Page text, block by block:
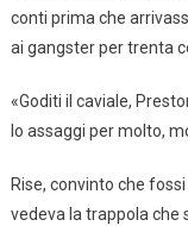
conti prima che
ai gangster per trenta
«Goditi il caviale,
lo assaggi per molto,
Rise, convinto che
vedeva la trappola che